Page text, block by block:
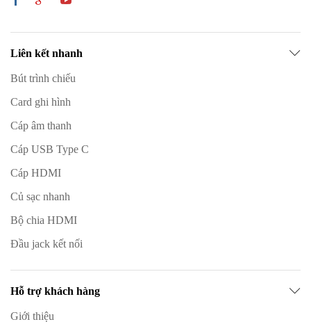
Liên kết nhanh
Bút trình chiếu
Card ghi hình
Cáp âm thanh
Cáp USB Type C
Cáp HDMI
Củ sạc nhanh
Bộ chia HDMI
Đầu jack kết nối
Hỗ trợ khách hàng
Giới thiệu